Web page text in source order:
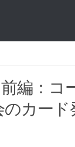
前編：
カード